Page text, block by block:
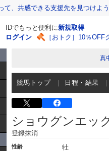
て、共感できる支援先を見つけよう
IDでもっと便利に新規取得
ログイン
［おトク］10％OFF
真
競馬トップ 日程・結果
ショウグンエッ
登録抹消
性齢 牡